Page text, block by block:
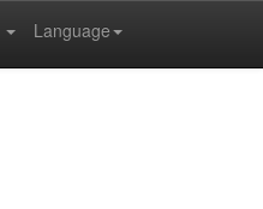
Language